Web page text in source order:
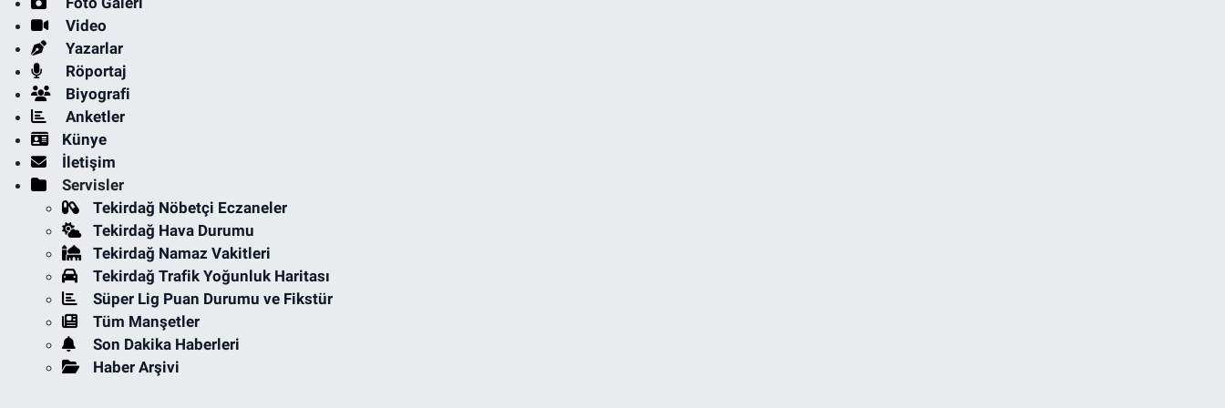
Video
Yazarlar
Röportaj
Biyografi
Anketler
Künye
İletişim
Servisler
Tekirdağ Nöbetçi Eczaneler
Tekirdağ Hava Durumu
Tekirdağ Namaz Vakitleri
Tekirdağ Trafik Yoğunluk Haritası
Süper Lig Puan Durumu ve Fikstür
Tüm Manşetler
Son Dakika Haberleri
Haber Arşivi